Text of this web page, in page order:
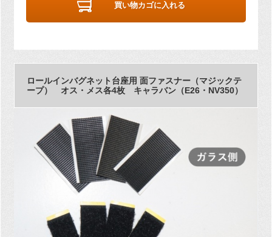
買い物カゴに入れる
ロールインバグネット台座用 面ファスナー（マジックテ
ープ） オス・メス各4枚 キャラバン（E26・NV350）